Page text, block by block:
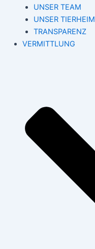
UNSER TEAM
UNSER TIERHEIM
TRANSPARENZ
VERMITTLUNG